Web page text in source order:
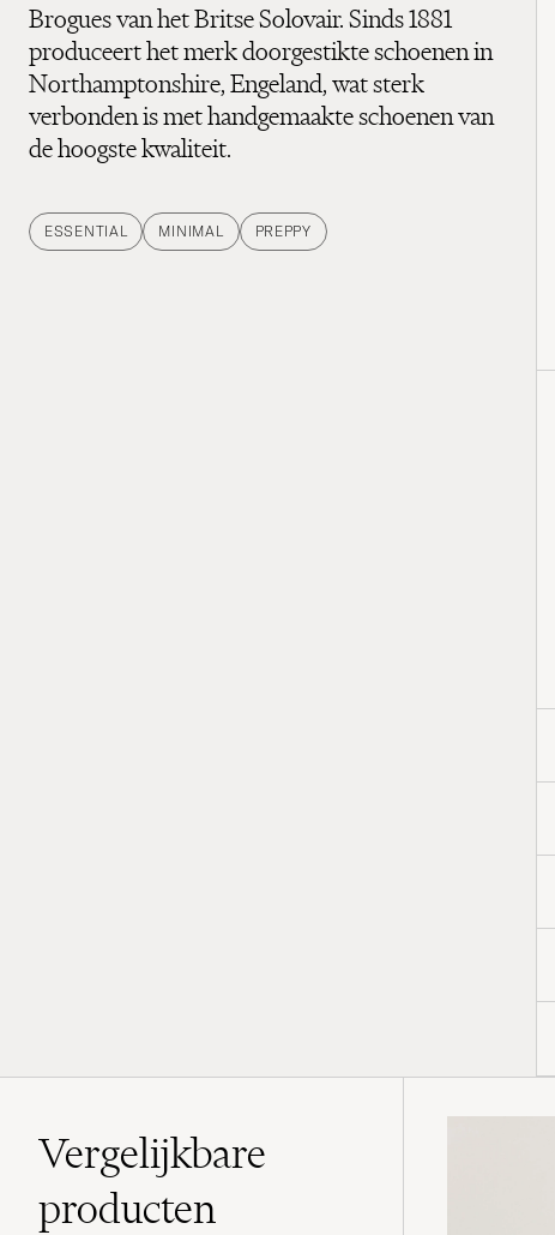
Brogues van het Britse Solovair. Sinds 1881
produceert het merk doorgestikte schoenen in
Northamptonshire, Engeland, wat sterk
verbonden is met handgemaakte schoenen van
de hoogste kwaliteit.
ESSENTIAL MINIMAL PREPPY
Vergelijkbare
producten